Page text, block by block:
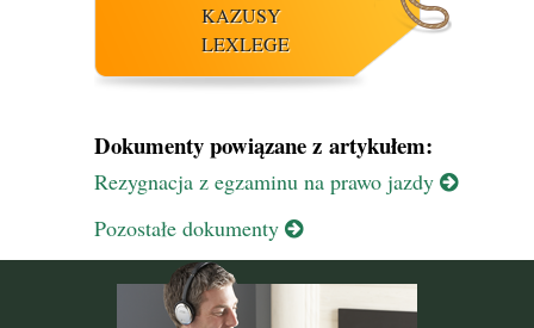
KAZUSY
LEXLEGE
Dokumenty powiązane z artykułem:
Rezygnacja z egzaminu na prawo jazdy
Pozostałe dokumenty